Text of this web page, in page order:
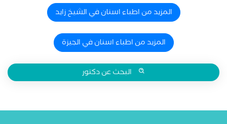
المزيد من اطباء اسنان في الشيخ زايد
المزيد من اطباء اسنان في الجيزة
البحث عن دكتور